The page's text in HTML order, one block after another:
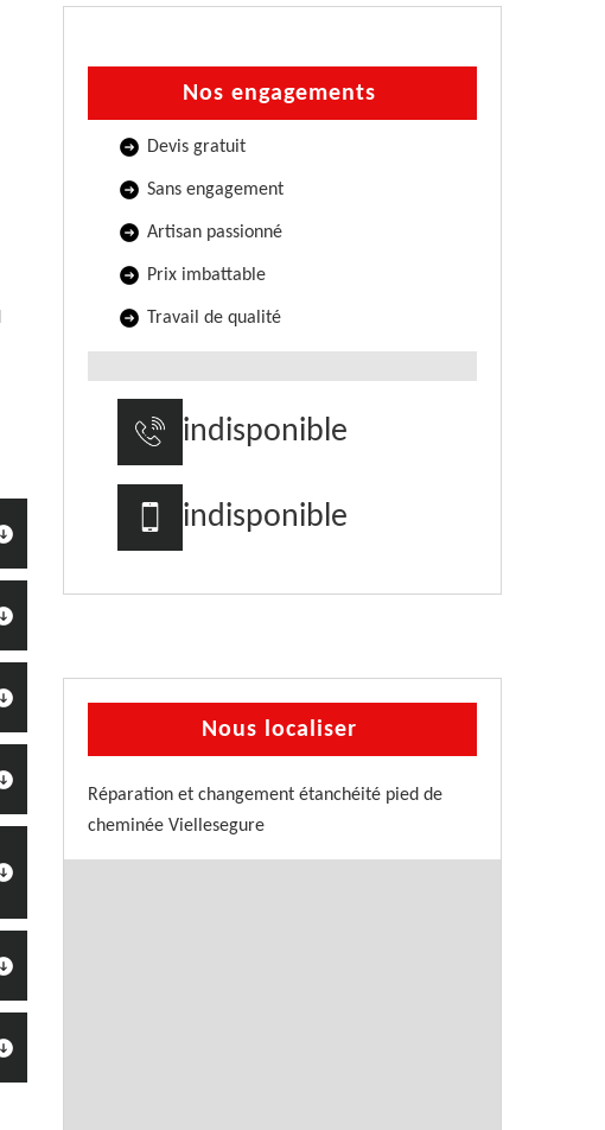
Nos engagements
Devis gratuit
Sans engagement
Artisan passionné
Prix imbattable
Travail de qualité
indisponible
indisponible
Nous localiser
Réparation et changement étanchéité pied de
cheminée Viellesegure